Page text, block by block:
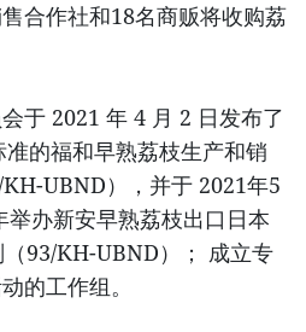
合作社和18名商贩将收购荔
于 2021 年 4 月 2 日发布了
的福和早熟荔枝生产和销
UBND），并于 2021年5
举办新安早熟荔枝出口日本
93/KH-UBND）； 成立专
的工作组。